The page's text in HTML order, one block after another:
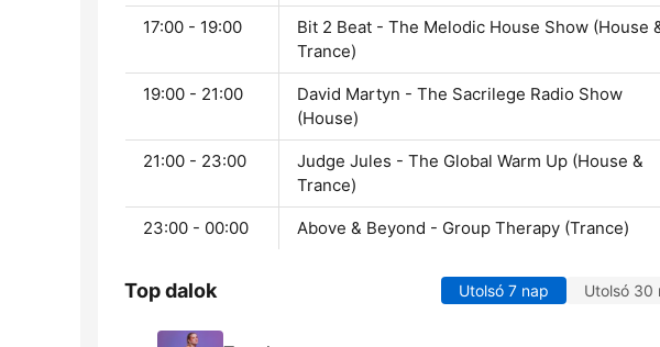
17:00 - 19:00
Bit 2 Beat - The Melodic House Show (House
Trance)
19:00 - 21:00
David Martyn - The Sacrilege Radio Show
(House)
21:00 - 23:00
Judge Jules - The Global Warm Up (House &
Trance)
23:00 - 00:00 Above & Beyond - Group Therapy (Trance)
Top dalok Utolsó 7 nap Utolsó 30